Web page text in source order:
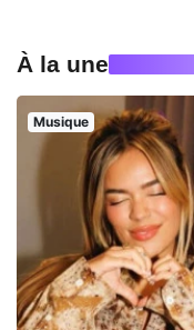
À la une
Musique